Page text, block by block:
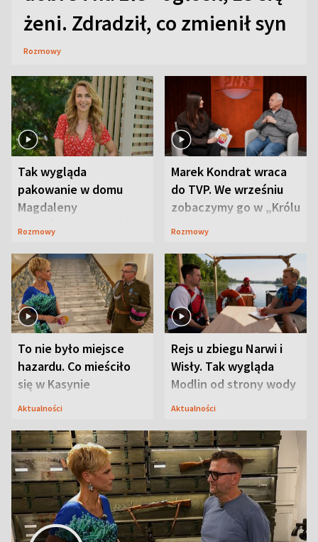
żeni. Zdradził, co zmienił syn
Rozmowy
Tak wygląda
pakowanie w domu
Magdaleny
Waligórskiej-Lisieckiej.
Rozmowy
Marek Kondrat wraca
do TVP. We wrześniu
zobaczymy go w „Królu
Maciusiu I”
Rozmowy
To nie było miejsce
hazardu. Co mieściło
się w Kasynie
Oficerskim?
Aktualności
Rejs u zbiegu Narwi i
Wisły. Tak wygląda
Modlin od strony wody
Aktualności